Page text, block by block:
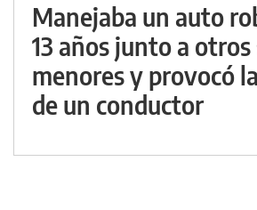
Manejaba un auto
13 años junto a otros
menores y provocó
de un conductor